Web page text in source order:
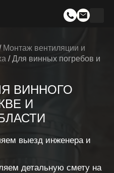
Монтаж вентиляции и
/Для винных погребов и
ВИННОГО
И
выезд инженера и
детальную смету на